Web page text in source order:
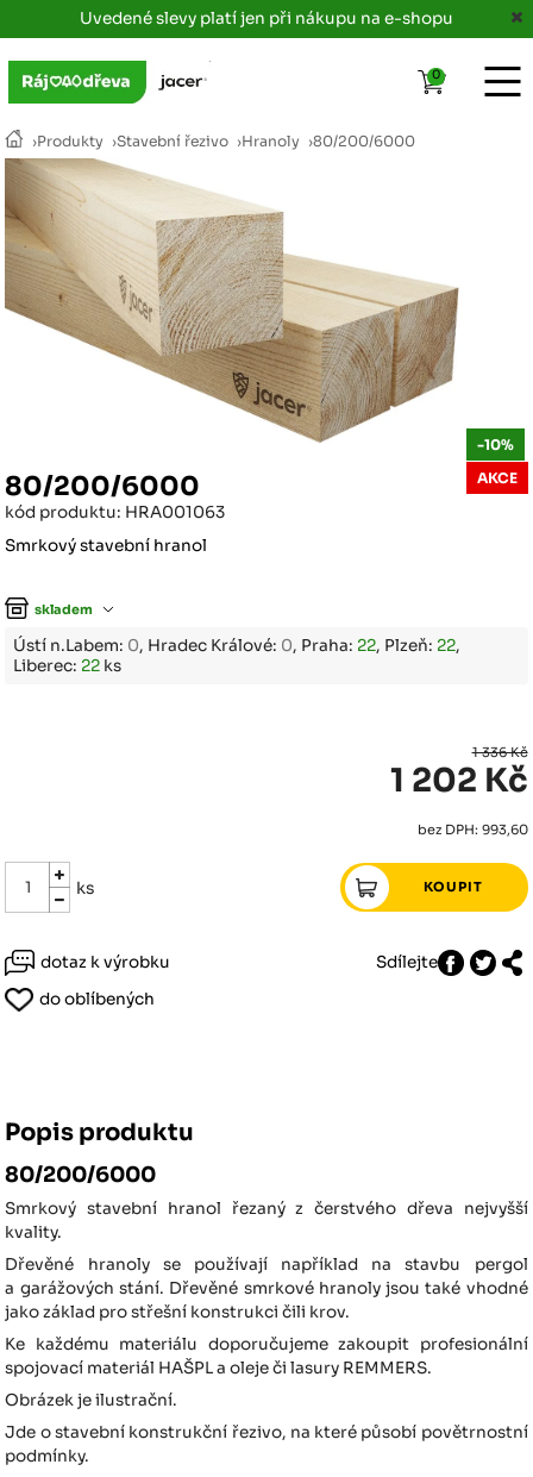
Uvedené slevy platí jen při nákupu na e-shopu
›Produkty ›Stavební řezivo ›Hranoly ›80/200/6000
80/200/6000
kód produktu: HRA001063
Smrkový stavební hranol
skladem
Ústí n.Labem: 0, Hradec Králové: 0, Praha: 22, Plzeň: 22,
Liberec: 22 ks
-10%
AKCE
1 336 Kč
1 202 Kč
bez DPH: 993,60
ks
dotaz k výrobku
Sdílejte
do oblíbených
Popis produktu
80/200/6000
Smrkový stavební hranol řezaný z čerstvého dřeva nejvyšší
kvality.
Dřevěné hranoly se používají například na stavbu pergol
a garážových stání. Dřevěné smrkové hranoly jsou také vhodné
jako základ pro střešní konstrukci čili krov.
Ke každému materiálu doporučujeme zakoupit profesionální
spojovací materiál HAŠPL a oleje či lasury REMMERS.
Obrázek je ilustrační.
Jde o stavební konstrukční řezivo, na které působí povětrnostní
podmínky.
0